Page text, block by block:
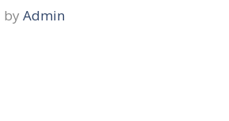
by Admin